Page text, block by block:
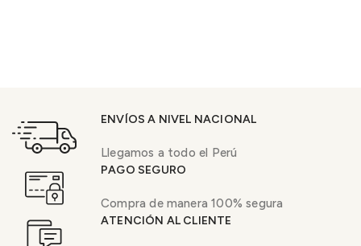
ENVÍOS A NIVEL NACIONAL
Llegamos a todo el Perú
PAGO SEGURO
Compra de manera 100% segura
ATENCIÓN AL CLIENTE